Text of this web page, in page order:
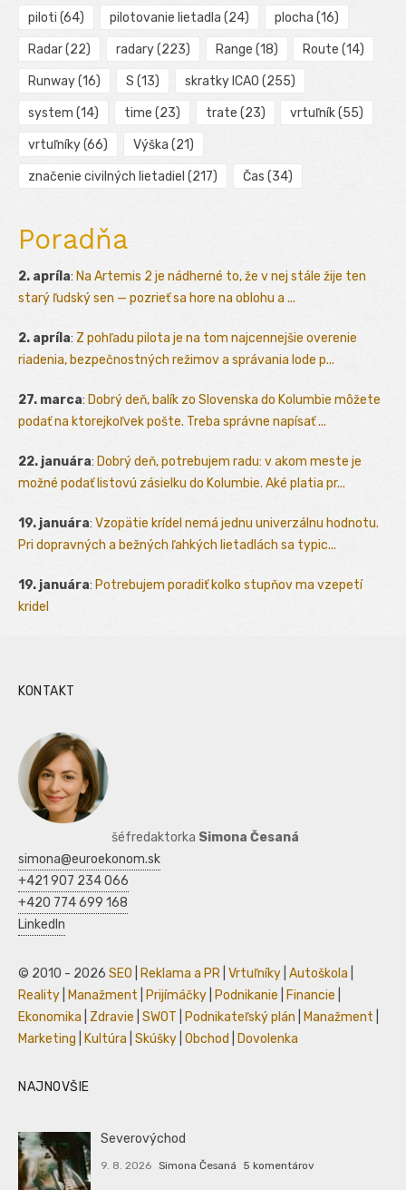
piloti (64) pilotovanie lietadla (24) plocha (16)
Radar(22) radary(223) Range (18) Route (14)
Runway(16) S (13) skratky ICAO (255)
system (14) time (23) trate (23) vrtuľník(55)
vrtuľníky(66) Výška (21)
značenie civilných lietadiel (217) Čas (34)
Poradňa
2. apríla: Na Artemis 2 je nádherné to, že v nej stále žije ten
starý ľudský sen — pozrieť sa hore na oblohu a ...
2. apríla: Z pohľadu pilota je na tom najcennejšie overenie
riadenia, bezpečnostných režimov a správania lode p...
27. marca: Dobrý deň, balík zo Slovenska do Kolumbie môžete
podať na ktorejkoľvek pošte. Treba správne napísať ...
22. januára: Dobrý deň, potrebujem radu: v akom meste je
možné podať listovú zásielku do Kolumbie. Aké platia pr...
19. januára: Vzopätie krídel nemá jednu univerzálnu hodnotu.
Pri dopravných a bežných ľahkých lietadlách sa typic...
19. januára: Potrebujem poradiť kolko stupňov ma vzepetí
kridel
KONTAKT
šéfredaktorka Simona Česaná
simona@euroekonom.sk
+421 907 234 066
+420 774 699 168
LinkedIn
© 2010 - 2026 SEO Reklama a PR Vrtuľníky Autoškola
Reality
Manažment Prijímáčky Podnikanie Financie
Ekonomika
Zdravie SWOT Podnikateľský plán Manažment
Marketing
Kultúra Skúšky Obchod Dovolenka
NAJNOVŠIE
Severovýchod
9. 8. 2026 Simona Česaná 5 komentárov